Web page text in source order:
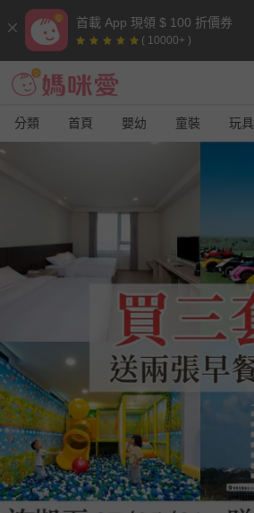
首載 App 現領 $ 100 折價券
( 10000+ )
分類 首頁 嬰幼 童裝 玩具